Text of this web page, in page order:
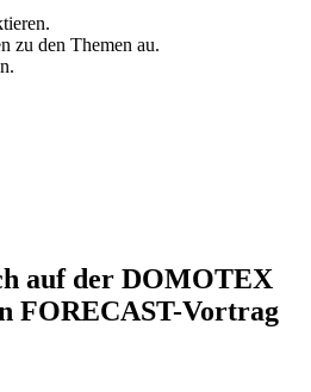
zu den Themen au.
auf der DOMOTEX
FORECAST-Vortrag